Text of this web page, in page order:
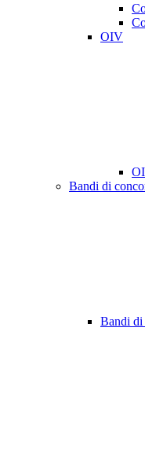
OIV
Bandi di
Bandi di